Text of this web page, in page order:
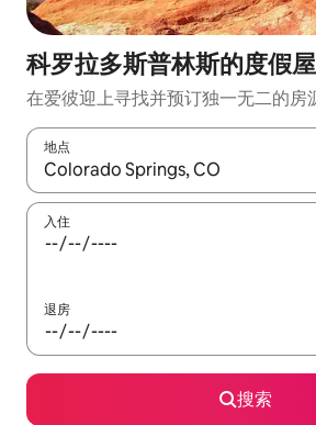
科罗拉多斯普林斯的度假屋
在爱彼迎上寻找并预订独一无二的房
地点
如有搜索结果，请使用上下方向键查看
入住
退房
搜索